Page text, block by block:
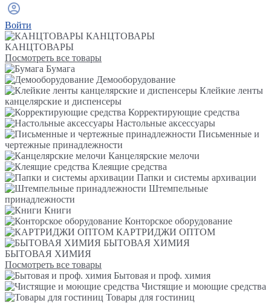
Войти
КАНЦТОВАРЫ
КАНЦТОВАРЫ
Посмотреть все товары
Бумага
Демооборудование
Клейкие ленты
канцелярские и диспенсеры
Корректирующие средства
Настольные аксессуары
Письменные и
чертежные принадлежности
Канцелярские мелочи
Клеящие средства
Папки и системы архивации
Штемпельные
принадлежности
Книги
Конторское оборудование
КАРТРИДЖИ ОПТОМ
БЫТОВАЯ ХИМИЯ
БЫТОВАЯ ХИМИЯ
Посмотреть все товары
Бытовая и проф. химия
Чистящие и моющие средства
Товары для гостиниц